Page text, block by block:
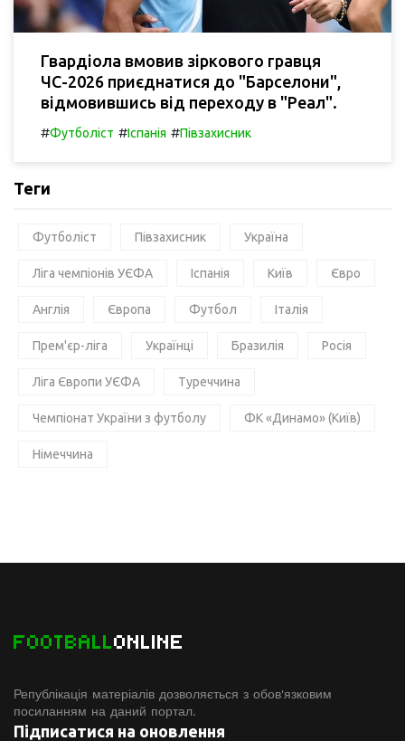
Гвардіола вмовив зіркового гравця
ЧС-2026 приєднатися до "Барселони",
відмовившись від переходу в "Реал".
#Футболіст #Іспанія #Півзахисник
Теги
Футболіст Півзахисник Україна
Ліга чемпіонів УЄФА Іспанія Київ Євро
Англія Європа Футбол Італія
Прем'єр-ліга Українці Бразилія Росія
Ліга Європи УЄФА Туреччина
Чемпіонат України з футболу ФК «Динамо» (Київ)
Німеччина
FOOTBALLONLINE
Републікація матеріалів дозволяється з обов'язковим
посиланням на даний портал.
Підписатися на оновлення